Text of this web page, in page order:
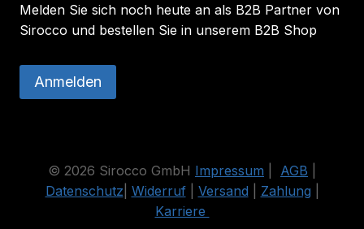
Melden Sie sich noch heute an als B2B Partner von
Sirocco und bestellen Sie in unserem B2B Shop
Anmelden
© 2026 Sirocco GmbH Impressum AGB
Datenschutz Widerruf| Versand Zahlung
Karriere